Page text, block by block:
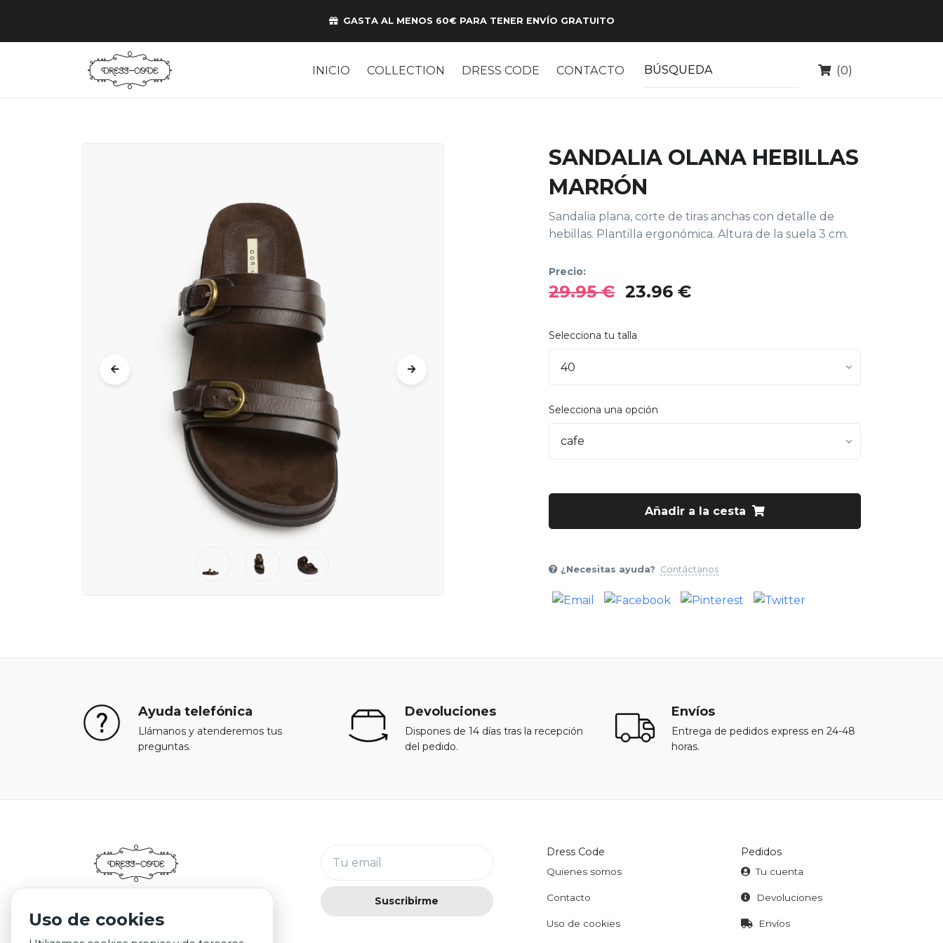
GASTA AL MENOS 60€ PARA TENER ENVÍO GRATUITO
INICIO COLLECTION DRESS CODE CONTACTO (0)
SANDALIA OLANA HEBILLAS
MARRÓN
Sandalia plana, corte de tiras anchas con detalle de
hebillas. Plantilla ergonómica. Altura de la suela 3 cm.
Precio:
29.95 € 23.96 €
Selecciona tu talla
Selecciona una opción
Añadir a la cesta
¿Necesitas ayuda? Contáctanos
Ayuda telefónica
Llámanos y atenderemos tus
preguntas.
Devoluciones
Dispones de 14 días tras la recepción
del pedido.
Envíos
Entrega de pedidos express en 24-48
horas.
Tu email
Suscribirme
Dress Code
Quienes somos
Contacto
Uso de cookies
Pedidos
Tu cuenta
Devoluciones
Envíos
Uso de cookies